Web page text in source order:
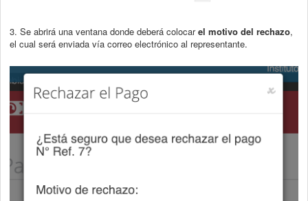
3. Se abrirá una ventana donde deberá colocarel motivo del rechazo,
el cual será enviada vía correo electrónico al representante.